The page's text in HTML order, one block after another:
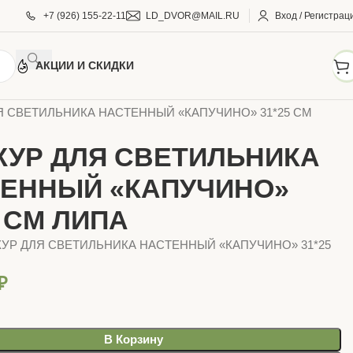
+7 (926) 155-22-11 LD_DVOR@MAIL.RU Вход /
АКЦИИ И СКИДКИ
СВЕТИЛЬНИКА НАСТЕННЫЙ «КАПУЧИНО» 31*25 СМ
ДЛЯ СВЕТИЛЬНИКА
«КАПУЧИНО»
СМ ЛИПА
ДЛЯ СВЕТИЛЬНИКА НАСТЕННЫЙ «КАПУЧИНО» 31*25
В Корзину